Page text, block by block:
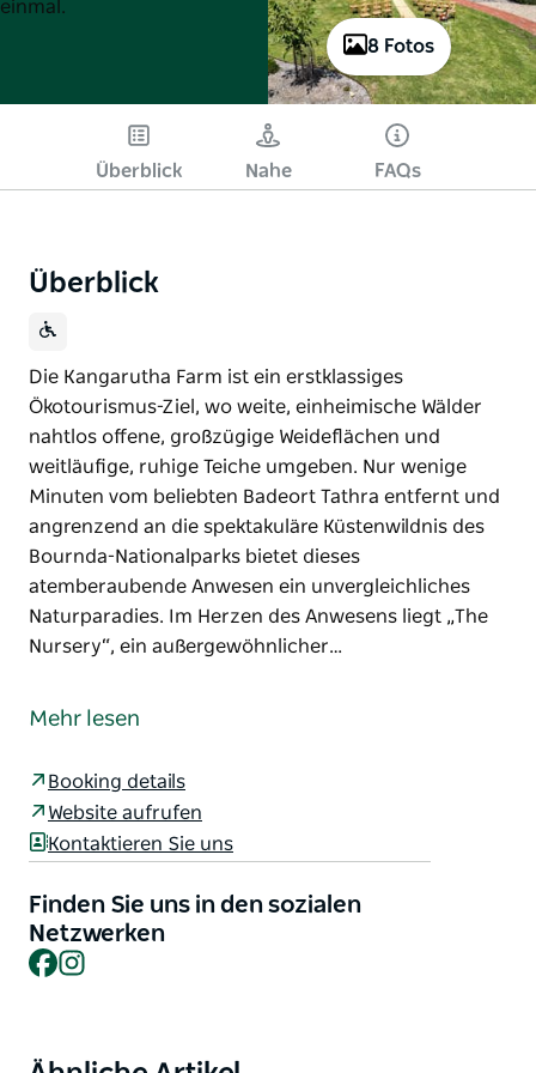
8 Fotos
einmal.
Überblick Nahe FAQs
Überblick
Die Kangarutha Farm ist ein erstklassiges
Ökotourismus-Ziel, wo weite, einheimische Wälder
nahtlos offene, großzügige Weideflächen und
weitläufige, ruhige Teiche umgeben. Nur wenige
Minuten vom beliebten Badeort Tathra entfernt und
angrenzend an die spektakuläre Küstenwildnis des
Bournda-Nationalparks bietet dieses
atemberaubende Anwesen ein unvergleichliches
Naturparadies. Im Herzen des Anwesens liegt „The
Nursery“, ein außergewöhnlicher…
Ökotourismus-Ziel, wo weite, einheimische Wälder
Minuten vom beliebten Badeort Tathra entfernt und
angrenzend an die spektakuläre Küstenwildnis des
Bournda-Nationalparks bietet dieses
Naturparadies.
Im Herzen des Anwesens liegt „The Nursery“, ein
Mehr lesen
Booking details
Website aufrufen
Kontaktieren Sie uns
Finden Sie uns in den sozialen
Netzwerken
Facebook